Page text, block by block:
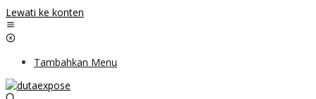
Lewati ke konten
Tambahkan Menu